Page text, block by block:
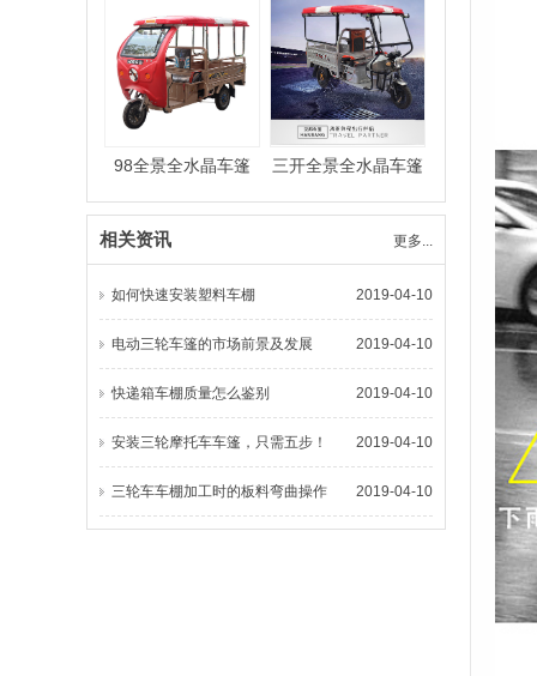
98全景全水晶车篷 三开全景全水晶车篷
相关资讯 更多...
如何快速安装塑料车棚 2019-04-10
电动三轮车篷的市场前景及发展 2019-04-10
快递箱车棚质量怎么鉴别 2019-04-10
安装三轮摩托车车篷，只需五步！ 2019-04-10
三轮车车棚加工时的板料弯曲操作 2019-04-10